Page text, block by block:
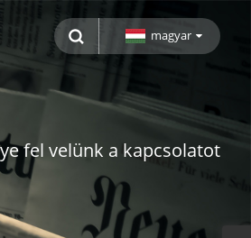
magyar
fel velünk a kapcsolatot